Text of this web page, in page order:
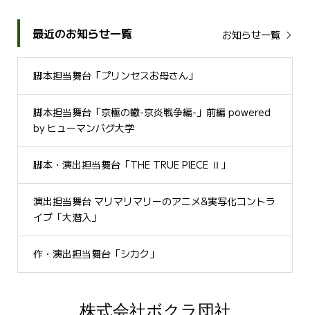
最近のお知らせ一覧 お知らせ一覧
脚本担当舞台「プリンセスお母さん」
脚本担当舞台「京極の轍-京炎戦争編-」前編 powered
by ヒューマンバグ大学
脚本・演出担当舞台「THE TRUE PIECE Ⅱ」
演出担当舞台 マリマリマリーのアニメ&実写化コントラ
イブ「大潜入」
作・演出担当舞台「シカク」
株式会社ボクラ団社